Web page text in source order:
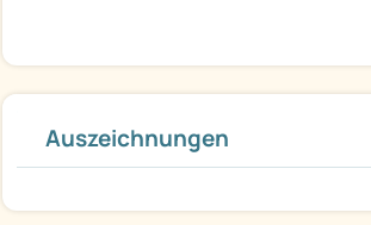
Auszeichnungen